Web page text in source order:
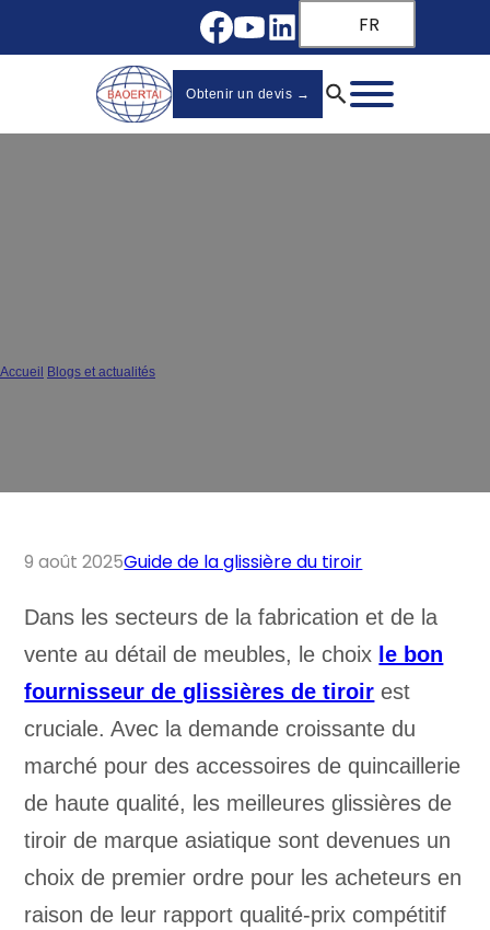
FR
Obtenir un devis →
Accueil Blogs et actualités
9 août 2025Guide de la glissière du tiroir
Dans les secteurs de la fabrication et de la
vente au détail de meubles, le choix le bon
fournisseur de glissières de tiroir est
cruciale. Avec la demande croissante du
marché pour des accessoires de quincaillerie
de haute qualité, les meilleures glissières de
tiroir de marque asiatique sont devenues un
choix de premier ordre pour les acheteurs en
raison de leur rapport qualité-prix compétitif